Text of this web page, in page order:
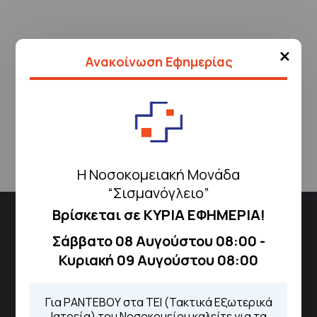
×
Ανακοίνωση Εφημερίας
Η Νοσοκομειακή Μονάδα
“Σισμανόγλειο”
Βρίσκεται σε ΚΥΡΙΑ ΕΦΗΜΕΡΙΑ!
Σάββατο 08 Αυγούστου 08:00 -
Κυριακή 09 Αυγούστου 08:00
Για ΡΑΝΤΕΒΟΥ στα ΤΕΙ (Τακτικά Εξωτερικά
Διεύθυνση
Σισμανόγλειου 1,
Μαρούσι 151 26,Χάρτης
Περιοχής